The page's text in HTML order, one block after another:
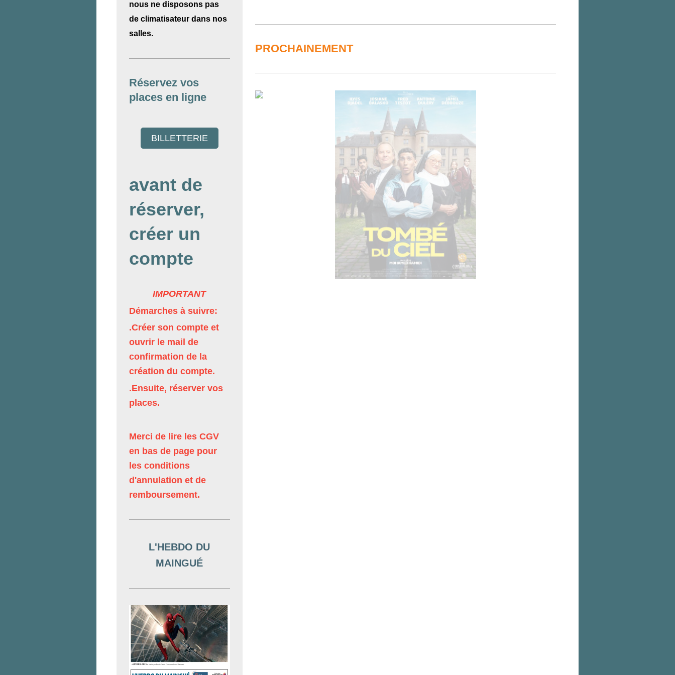
PROCHAINEMENT
nous ne disposons pas
de climatisateur dans nos
salles.
Réservez vos
places en ligne
BILLETTERIE
avant de
réserver,
créer un
compte
IMPORTANT
Démarches à suivre:
.Créer son compte et
ouvrir le mail de
confirmation de la
création du compte.
.Ensuite, réserver vos
places.
Merci de lire les CGV
en bas de page pour
les conditions
d'annulation et de
remboursement.
L'HEBDO DU
MAINGUÉ